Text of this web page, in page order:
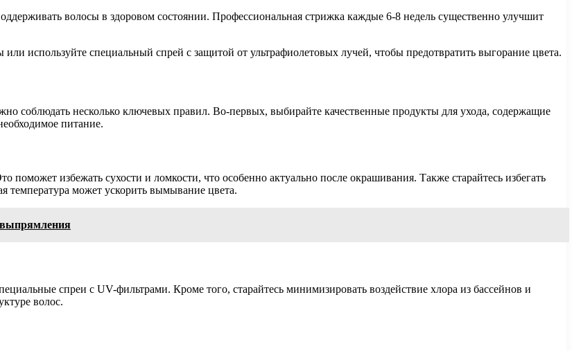
волосы в здоровом состоянии. Профессиональная стрижка каждые 6-8 недель существенно улучшит
используйте специальный спрей с защитой от ультрафиолетовых лучей, чтобы предотвратить выгорание цвета.
соблюдать несколько ключевых правил. Во-первых, выбирайте качественные продукты для ухода, содержащие
питание.
избежать сухости и ломкости, что особенно актуально после окрашивания. Также старайтесь избегать
температура может ускорить вымывание цвета.
выпрямления
спреи с UV-фильтрами. Кроме того, старайтесь минимизировать воздействие хлора из бассейнов и
волос.